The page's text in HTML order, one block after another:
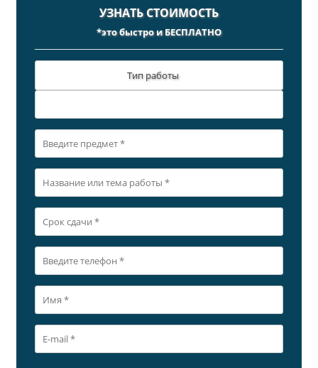
УЗНАТЬ СТОИМОСТЬ
*это быстро и БЕСПЛАТНО
Тип работы